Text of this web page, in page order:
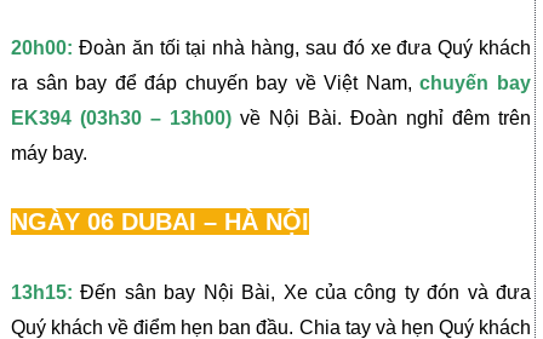
20h00: Đoàn ăn tối tại nhà hàng, sau đó xe đưa Quý khách
ra sân bay để đáp chuyến bay về Việt Nam,chuyến bay
EK394 (03h30 – 13h00) về Nội Bài. Đoàn nghỉ đêm trên
máy bay.
NGÀY 06 DUBAI – HÀ NỘI
13h15: Đến sân bay Nội Bài, Xe của công ty đón và đưa
Quý khách về điểm hẹn ban đầu. Chia tay và hẹn Quý khách